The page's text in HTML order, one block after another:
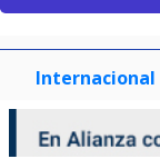
Internacional